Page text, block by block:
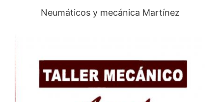
Neumáticos y mecánica Martínez